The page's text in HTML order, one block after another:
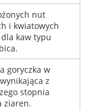
nut
i kwiatowych
kaw typu
goryczka w
z
stopnia
ziaren.